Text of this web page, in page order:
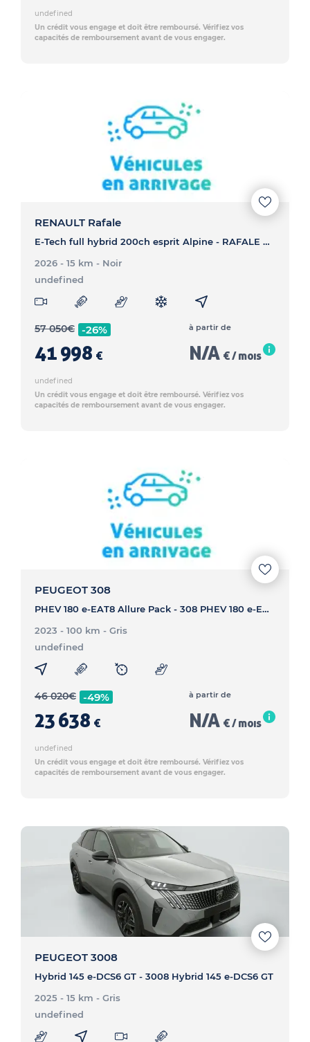
undefined
Un crédit vous engage et doit être remboursé. Vérifiez vos
capacités de remboursement avant de vous engager.
RENAULT Rafale
E-Tech full hybrid 200ch esprit Alpine - RAFALE E-Tech full hybrid 200ch esprit Alpine
2026 - 15 km - Noir
undefined
57 050€ -26%
41 998 €
à partir de
N/A € / mois
undefined
Un crédit vous engage et doit être remboursé. Vérifiez vos
capacités de remboursement avant de vous engager.
PEUGEOT 308
PHEV 180 e-EAT8 Allure Pack - 308 PHEV 180 e-EAT8 Allure Pack
2023 - 100 km - Gris
undefined
46 020€ -49%
23 638 €
à partir de
N/A € / mois
undefined
Un crédit vous engage et doit être remboursé. Vérifiez vos
capacités de remboursement avant de vous engager.
PEUGEOT 3008
Hybrid 145 e-DCS6 GT - 3008 Hybrid 145 e-DCS6 GT
2025 - 15 km - Gris
undefined